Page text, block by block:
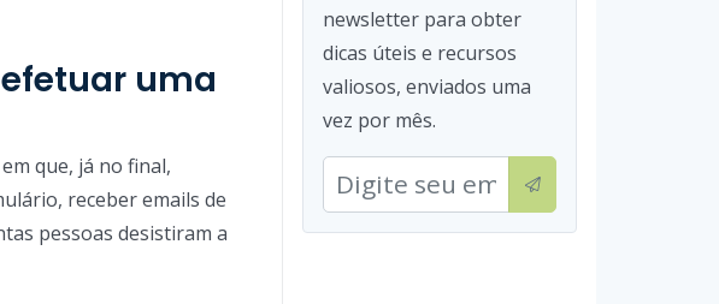
uma
que, já no final,
receber emails de
pessoas desistiram a
newsletter para obter
dicas úteis e recursos
valiosos, enviados uma
vez por mês.